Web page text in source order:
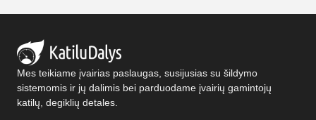
Mes teikiame įvairias paslaugas, susijusias su šildymo
sistemomis ir jų dalimis bei parduodame įvairių gamintojų
katilų, degiklių detales.